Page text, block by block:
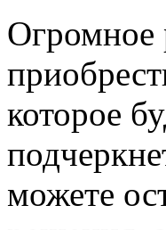
Огромное
которое
можете